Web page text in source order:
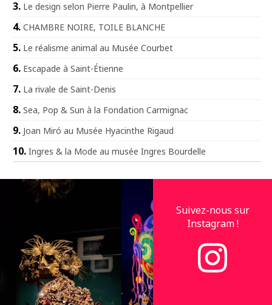
Le design selon Pierre Paulin, à Montpellier
CHAMBRE NOIRE, TOILE BLANCHE
Le réalisme animal au Musée Courbet
Escapade à Saint-Étienne
La rivale de Saint-Denis
Sea, Pop & Sun à la Fondation Carmignac
Joan Miró au Musée Hyacinthe Rigaud
Ingres & la Mode au musée Ingres Bourdelle
Suivez-nous sur
Instagram !